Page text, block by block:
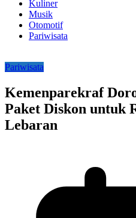
Kuliner
Musik
Otomotif
Pariwisata
Pariwisata
Kemenparekraf
Paket Diskon untuk
Lebaran